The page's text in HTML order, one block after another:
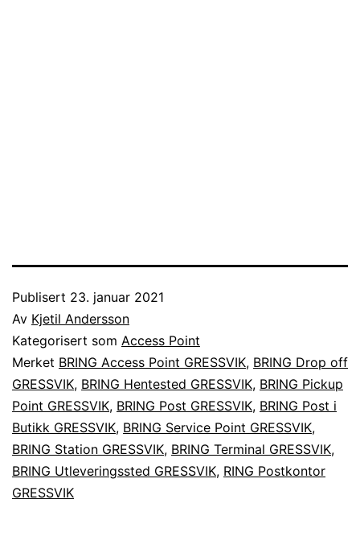
Publisert 23. januar 2021
Av Kjetil Andersson
Kategorisert som Access Point
Merket BRING Access Point GRESSVIK, BRING Drop off
GRESSVIK, BRING Hentested GRESSVIK, BRING Pickup
Point GRESSVIK, BRING Post GRESSVIK, BRING Post i
Butikk GRESSVIK, BRING Service Point GRESSVIK,
BRING Station GRESSVIK, BRING Terminal GRESSVIK,
BRING Utleveringssted GRESSVIK, RING Postkontor
GRESSVIK